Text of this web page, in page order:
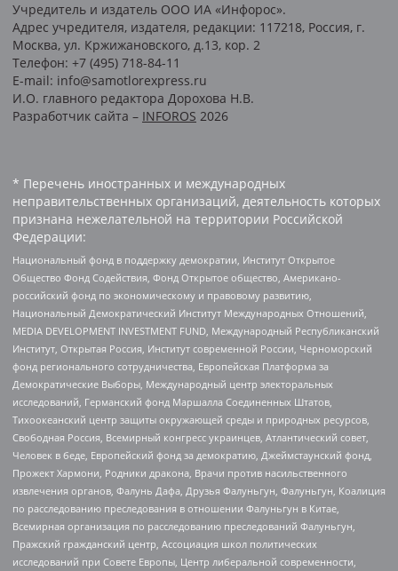
Учредитель и издатель ООО ИА «Инфорос».
Адрес учредителя, издателя, редакции: 117218, Россия, г.
Москва, ул. Кржижановского, д.13, кор. 2
Телефон: +7 (495) 718-84-11
E-mail: info@samotlorexpress.ru
И.О. главного редактора Дорохова Н.В.
Разработчик сайта – INFOROS 2026
* Перечень иностранных и международных
неправительственных организаций, деятельность которых
признана нежелательной на территории Российской
Федерации:
Национальный фонд в поддержку демократии, Институт Открытое
Общество Фонд Содействия, Фонд Открытое общество, Американо-
российский фонд по экономическому и правовому развитию,
Национальный Демократический Институт Международных Отношений,
MEDIA DEVELOPMENT INVESTMENT FUND, Международный Республиканский
Институт, Открытая Россия, Институт современной России, Черноморский
фонд регионального сотрудничества, Европейская Платформа за
Демократические Выборы, Международный центр электоральных
исследований, Германский фонд Маршалла Соединенных Штатов,
Тихоокеанский центр защиты окружающей среды и природных ресурсов,
Свободная Россия, Всемирный конгресс украинцев, Атлантический совет,
Человек в беде, Европейский фонд за демократию, Джеймстаунский фонд,
Прожект Хармони, Родники дракона, Врачи против насильственного
извлечения органов, Фалунь Дафа, Друзья Фалуньгун, Фалуньгун, Коалиция
по расследованию преследования в отношении Фалуньгун в Китае,
Всемирная организация по расследованию преследований Фалуньгун,
Пражский гражданский центр, Ассоциация школ политических
исследований при Совете Европы, Центр либеральной современности,